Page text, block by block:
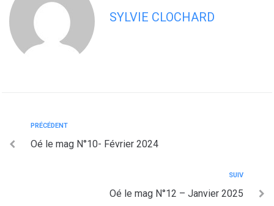
SYLVIE CLOCHARD
PRÉCÉDENT
Oé le mag N°10- Février 2024
SUIV
Oé le mag N°12 – Janvier 2025